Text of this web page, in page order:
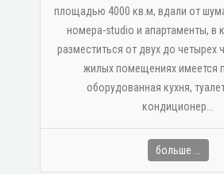
площадью 4000 кв.м, вдали от
номера-studio и апартаменты, в
разместиться от двух до четырех
жилых помещениях имеется
оборудованная кухня,
κондиционер...
больше ...